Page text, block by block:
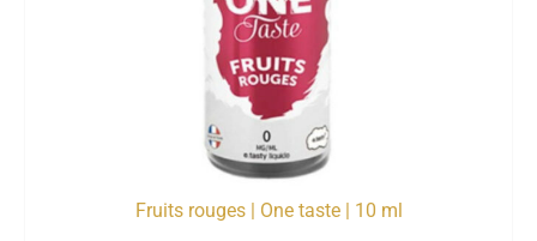
Fruits rouges | One taste | 10 ml